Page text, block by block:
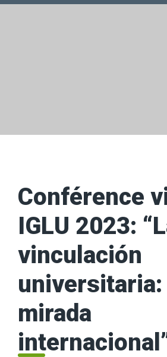
Conférence
IGLU 2023:
vinculación
universitaria:
mirada